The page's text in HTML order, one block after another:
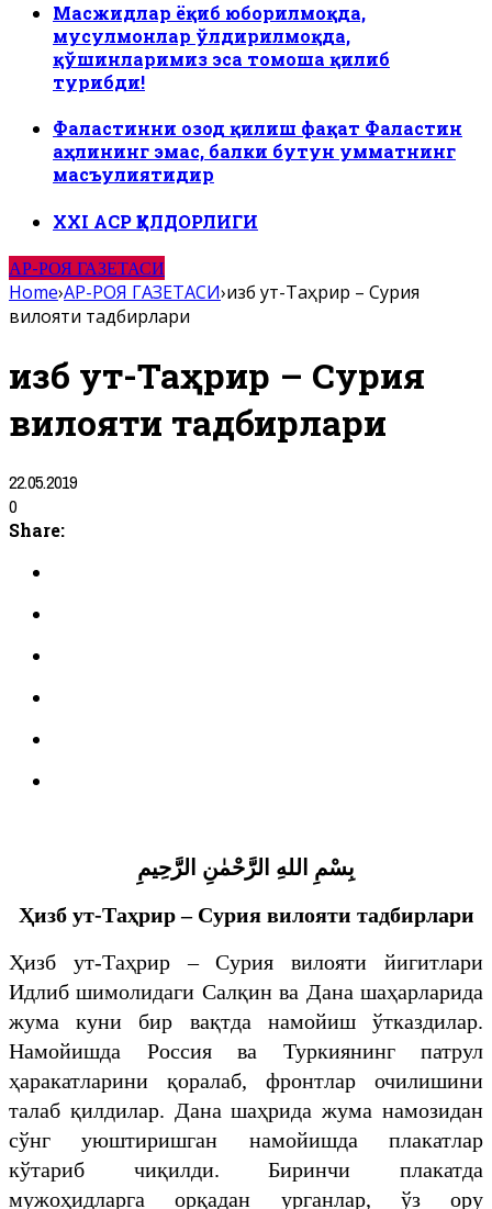
Масжидлар ёқиб юборилмоқда,
мусулмонлар ўлдирилмоқда,
қўшинларимиз эса томоша қилиб
турибди!
Фаластинни озод қилиш фақат Фаластин
аҳлининг эмас, балки бутун умматнинг
масъулиятидир
ХХI АСР ҚУЛДОРЛИГИ
АР-РОЯ ГАЗЕТАСИ
Home›АР-РОЯ ГАЗЕТАСИ›Ҳизб ут-Таҳрир – Сурия
вилояти тадбирлари
Ҳизб ут-Таҳрир – Сурия
вилояти тадбирлари
22.05.2019
0
Share:
بِسْمِ اللهِ الرَّحْمٰنِ الرَّحِيمِ
Ҳизб ут-Таҳрир – Сурия вилояти тадбирлари
Ҳизб ут-Таҳрир – Сурия вилояти йигитлари
Идлиб шимолидаги Салқин ва Дана шаҳарларида
жума куни бир вақтда намойиш ўтказдилар.
Намойишда Россия ва Туркиянинг патрул
ҳаракатларини қоралаб, фронтлар очилишини
талаб қилдилар. Дана шаҳрида жума намозидан
сўнг уюштиришган намойишда плакатлар
кўтариб чиқилди. Биринчи плакатда
мужоҳидларга орқадан урганлар, ўз ору